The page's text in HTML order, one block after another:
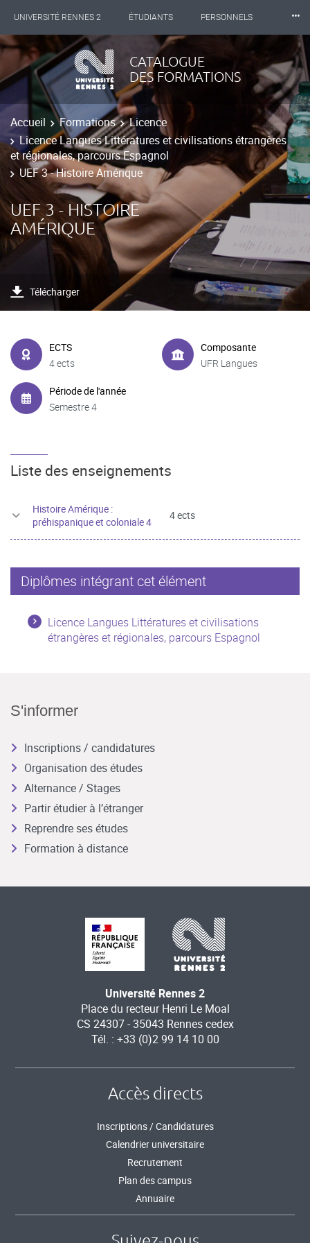
UNIVERSITÉ RENNES 2 ÉTUDIANTS PERSONNELS
INTERNATIONAL PROFESSIONNELS BIBLIOTHÈQUES
LES NOUVELLES DE RENNES 2
⸱⸱⸱
CATALOGUE
DES FORMATIONS
Accueil Formations
Licence
Licence Langues Littératures et civilisations étrangères
et régionales, parcours Espagnol
UEF 3 - Histoire Amérique
UEF 3 - HISTOIRE
AMÉRIQUE
Télécharger
ECTS
4 ects
Composante
UFR Langues
Période de l'année
Semestre 4
Liste des enseignements
Histoire Amérique :
préhispanique et coloniale 4
4 ects
Diplômes intégrant cet élément
Licence Langues Littératures et civilisations
étrangères et régionales, parcours Espagnol
S'informer
Inscriptions / candidatures
Organisation des études
Alternance / Stages
Partir étudier à l’étranger
Reprendre ses études
Formation à distance
Université Rennes 2
Place du recteur Henri Le Moal
CS 24307 - 35043 Rennes cedex
Tél. : +33 (0)2 99 14 10 00
Accès directs
Inscriptions / Candidatures
Calendrier universitaire
Recrutement
Plan des campus
Annuaire